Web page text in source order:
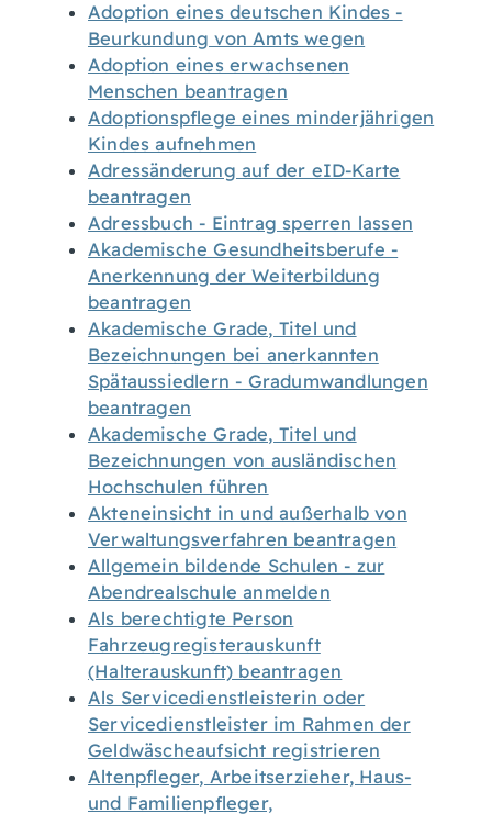
Adoption eines deutschen Kindes -
Beurkundung von Amts wegen
Adoption eines erwachsenen
Menschen beantragen
Adoptionspflege eines minderjährigen
Kindes aufnehmen
Adressänderung auf der eID-Karte
beantragen
Adressbuch - Eintrag sperren lassen
Akademische Gesundheitsberufe -
Anerkennung der Weiterbildung
beantragen
Akademische Grade, Titel und
Bezeichnungen bei anerkannten
Spätaussiedlern - Gradumwandlungen
beantragen
Akademische Grade, Titel und
Bezeichnungen von ausländischen
Hochschulen führen
Akteneinsicht in und außerhalb von
Verwaltungsverfahren beantragen
Allgemein bildende Schulen - zur
Abendrealschule anmelden
Als berechtigte Person
Fahrzeugregisterauskunft
(Halterauskunft) beantragen
Als Servicedienstleisterin oder
Servicedienstleister im Rahmen der
Geldwäscheaufsicht registrieren
Altenpfleger, Arbeitserzieher, Haus-
und Familienpfleger,